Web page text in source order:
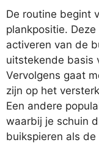
De routine begint
plankpositie.
activeren van de
uitstekende basis
Vervolgens gaat
zijn op het
Een andere
waarbij je schuin
buikspieren als